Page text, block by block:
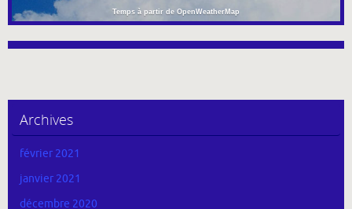
Temps à partir de OpenWeatherMap
Archives
février 2021
janvier 2021
décembre 2020